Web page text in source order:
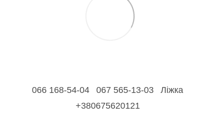
066 168-54-04 067 565-13-03
Ліжка
+380675620121